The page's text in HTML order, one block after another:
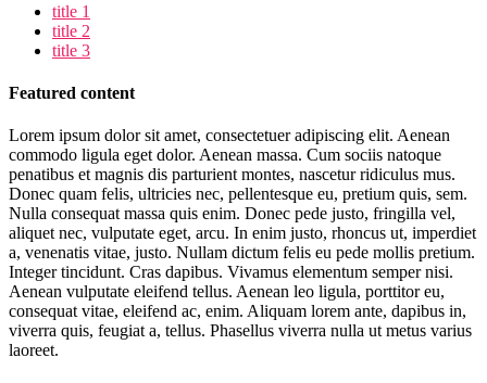
title 1
title 2
title 3
Featured content
Lorem ipsum dolor sit amet, consectetuer adipiscing elit. Aenean
commodo ligula eget dolor. Aenean massa. Cum sociis natoque
penatibus et magnis dis parturient montes, nascetur ridiculus mus.
Donec quam felis, ultricies nec, pellentesque eu, pretium quis, sem.
Nulla consequat massa quis enim. Donec pede justo, fringilla vel,
aliquet nec, vulputate eget, arcu. In enim justo, rhoncus ut, imperdiet
a, venenatis vitae, justo. Nullam dictum felis eu pede mollis pretium.
Integer tincidunt. Cras dapibus. Vivamus elementum semper nisi.
Aenean vulputate eleifend tellus. Aenean leo ligula, porttitor eu,
consequat vitae, eleifend ac, enim. Aliquam lorem ante, dapibus in,
viverra quis, feugiat a, tellus. Phasellus viverra nulla ut metus varius
laoreet.